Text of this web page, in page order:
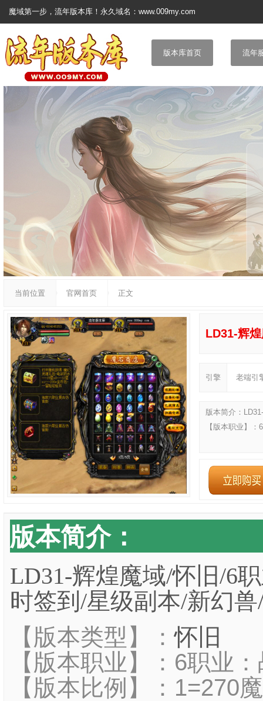
魔域第一步，流年版本库！永久域名：www.009my.com
版本库首页 流年
当前位置 官网首页 正文
LD31-辉
引擎 老端引
版本简介：
【版本职业】
版本简介：
LD31-辉煌魔域/怀旧/6
时签到/星级副本/新幻
【版本类型】：怀旧
【版本职业】：6职业
【版本比例】：1=270